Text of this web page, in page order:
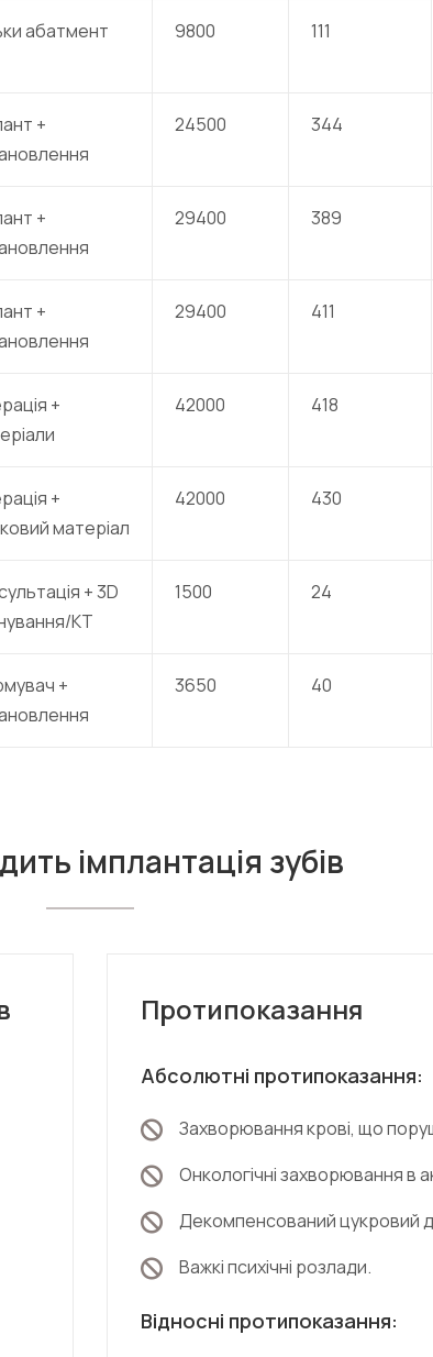
абатмент 9800 111
+
24500 344
+
29400 389
+
29400 411
+
42000 418
+
матеріал
42000 430
+ 3D
КТ
1500 24
+
3650 40
імплантація зубів
Протипоказання
Абсолютні протипоказання:
Захворювання крові, що
Онкологічні захворювання в
Декомпенсований цукровий
Важкі психічні розлади.
Відносні протипоказання: